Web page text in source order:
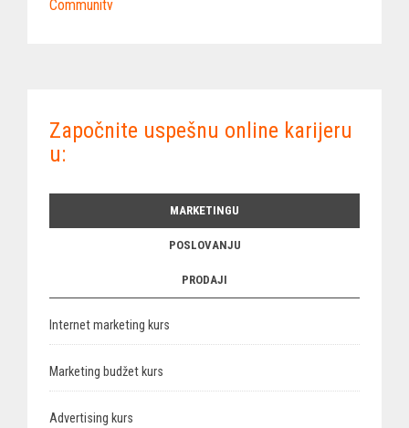
Započnite uspešnu online karijeru
u:
MARKETINGU
POSLOVANJU
PRODAJI
Internet marketing kurs
Marketing budžet kurs
Advertising kurs